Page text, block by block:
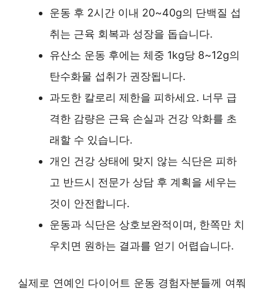
운동 후 2시간 이내 20~40g의 단백질 섭
취는 근육 회복과 성장을 돕습니다.
유산소 운동 후에는 체중 1kg당 8~12g의
탄수화물 섭취가 권장됩니다.
과도한 칼로리 제한을 피하세요. 너무 급
격한 감량은 근육 손실과 건강 악화를 초
래할 수 있습니다.
개인 건강 상태에 맞지 않는 식단은 피하
고 반드시 전문가 상담 후 계획을 세우는
것이 안전합니다.
운동과 식단은 상호보완적이며, 한쪽만 치
우치면 원하는 결과를 얻기 어렵습니다.
실제로 연예인 다이어트 운동 경험자분들께 여쭤